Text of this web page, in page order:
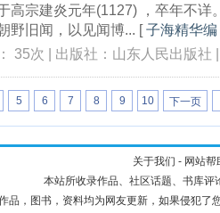
高宗建炎元年(1127) ，卒年不
野旧闻，以见闻博... [子海精华编
35次 | 出版社：山东人民出版社
5 6 7 8 9 10 下一页
关于我们 - 网站帮
本站所收录作品、社区话题、书库
品，图书，资料均为网友更新，如果侵犯